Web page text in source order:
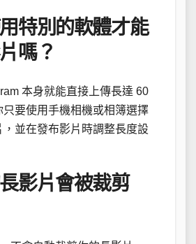
特別的軟體才能
嗎？
本身就能直接上傳長達 60
要使用手機相機或相簿選擇
並在發布影片時調整長度設
影片會被裁剪